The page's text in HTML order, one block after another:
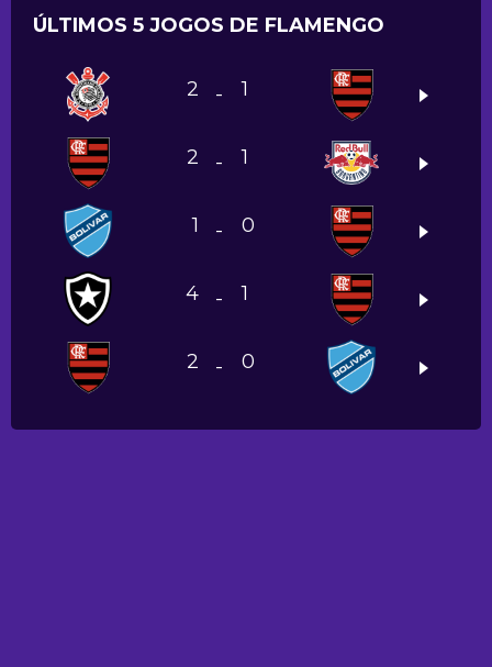
ÚLTIMOS 5 JOGOS DE FLAMENGO
2 - 1
2 - 1
1 - 0
4 - 1
2 - 0